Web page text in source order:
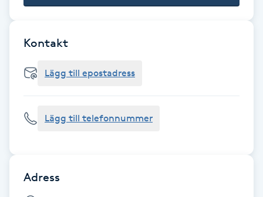
Coachning
Color correction
Cryoterapi
Damklippning
Dermapen
Kontakt
Lägg till epostadress
Lägg till telefonnummer
Adress